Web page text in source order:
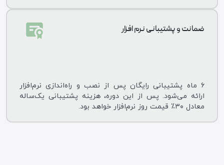
ضمانت و پشتیبانی نرم افزار
۶ ماه پشتیبانی رایگان پس از نصب و راه‌اندازی نرم‌افزار
ارائه می‌شود. پس از این دوره، هزینه پشتیبانی یک‌ساله
معادل ۳۰٪ قیمت روز نرم‌افزار خواهد بود.